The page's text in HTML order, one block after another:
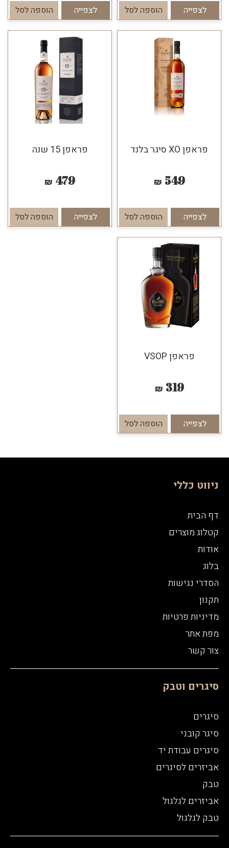
לצפייה הוספה לסל לצפייה הוספה לסל
פראפן XO סיגר בלנד
549
₪
לצפייה הוספה לסל
פראפן 15 שנה
479
₪
לצפייה הוספה לסל
פראפן VSOP
319
₪
לצפייה הוספה לסל
ניווט כללי
דף הבית
קטלוג מוצרים
אודות
בלוג
הסדרי נגישות
תקנון
מדיניות פרטיות
מפת אתר
צור קשר
סיגרים וטבק
סיגרים
סיגר קובני
סיגרים עבודת יד
אביזרים לסיגרים
טבק
אביזרים לגלגול
טבק לגלגול